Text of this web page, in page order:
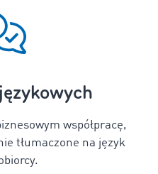
współpracę,
tłumaczone na język